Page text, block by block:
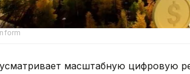
масштабную цифровую